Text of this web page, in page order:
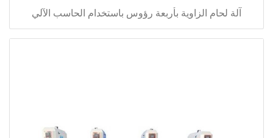
آلة لحام الزاوية بأربعة رؤوس باستخدام الحاسب الآلي